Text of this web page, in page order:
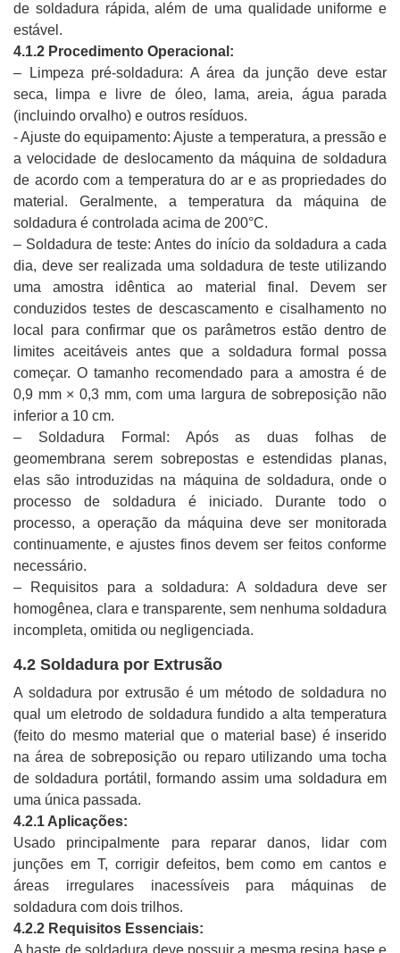
de soldadura rápida, além de uma qualidade uniforme e
estável.
4.1.2 Procedimento Operacional:
– Limpeza pré-soldadura: A área da junção deve estar
seca, limpa e livre de óleo, lama, areia, água parada
(incluindo orvalho) e outros resíduos.
- Ajuste do equipamento: Ajuste a temperatura, a pressão e
a velocidade de deslocamento da máquina de soldadura
de acordo com a temperatura do ar e as propriedades do
material. Geralmente, a temperatura da máquina de
soldadura é controlada acima de 200°C.
– Soldadura de teste: Antes do início da soldadura a cada
dia, deve ser realizada uma soldadura de teste utilizando
uma amostra idêntica ao material final. Devem ser
conduzidos testes de descascamento e cisalhamento no
local para confirmar que os parâmetros estão dentro de
limites aceitáveis antes que a soldadura formal possa
começar. O tamanho recomendado para a amostra é de
0,9 mm × 0,3 mm, com uma largura de sobreposição não
inferior a 10 cm.
– Soldadura Formal: Após as duas folhas de
geomembrana serem sobrepostas e estendidas planas,
elas são introduzidas na máquina de soldadura, onde o
processo de soldadura é iniciado. Durante todo o
processo, a operação da máquina deve ser monitorada
continuamente, e ajustes finos devem ser feitos conforme
necessário.
– Requisitos para a soldadura: A soldadura deve ser
homogênea, clara e transparente, sem nenhuma soldadura
incompleta, omitida ou negligenciada.
4.2 Soldadura por Extrusão
A soldadura por extrusão é um método de soldadura no
qual um eletrodo de soldadura fundido a alta temperatura
(feito do mesmo material que o material base) é inserido
na área de sobreposição ou reparo utilizando uma tocha
de soldadura portátil, formando assim uma soldadura em
uma única passada.
4.2.1 Aplicações:
Usado principalmente para reparar danos, lidar com
junções em T, corrigir defeitos, bem como em cantos e
áreas irregulares inacessíveis para máquinas de
soldadura com dois trilhos.
4.2.2 Requisitos Essenciais: